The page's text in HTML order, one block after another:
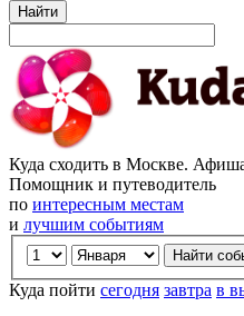
Найти
Куда сходить в Москве.
Помощник и путеводитель
по интересным местам
и лучшим событиям
Куда пойти сегодня завтра в